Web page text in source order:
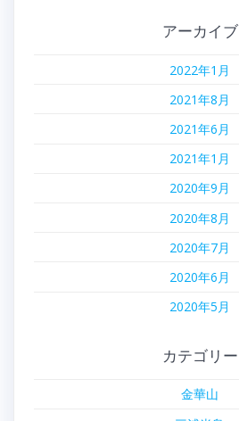
アーカイブ
2022年1月
2021年8月
2021年6月
2021年1月
2020年9月
2020年8月
2020年7月
2020年6月
2020年5月
カテゴリー
金華山